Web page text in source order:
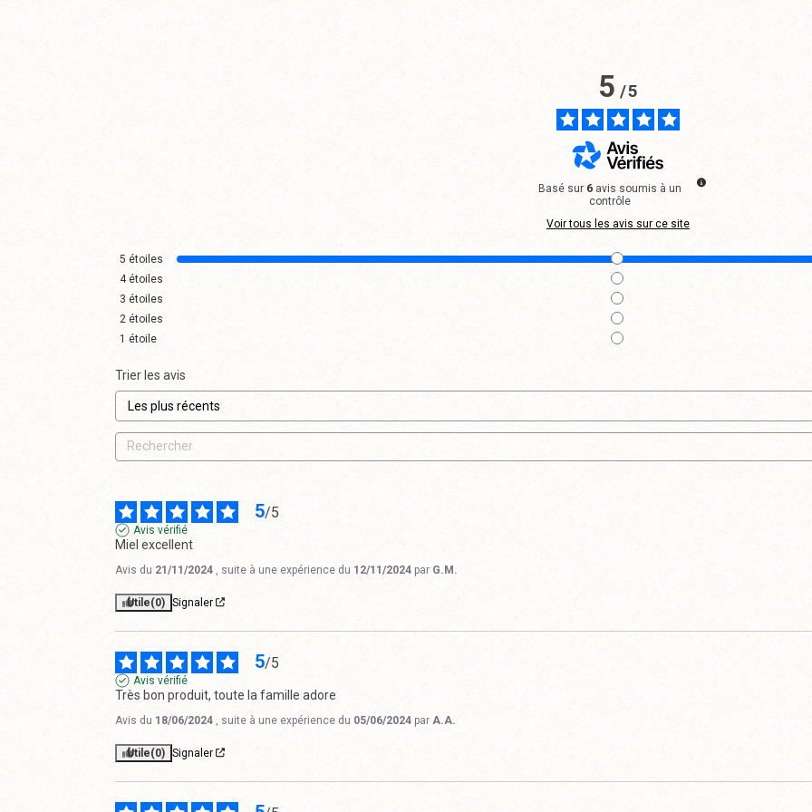
5/5
Basé sur 6 avis soumis à un
contrôle
Voir tous les avis sur ce site
5 étoiles
4étoiles
3 étoiles
2 étoiles
1 étoile
Trier les avis
5/5
Avis vérifié
Miel excellent
Avis du 21/11/2024 , suite à une expérience du 12/11/2024 par G.M.
Utile(0) Signaler
5/5
Avis vérifié
Très bon produit, toute la famille adore
Avis du 18/06/2024 , suite à une expérience du 05/06/2024 par A.A.
Utile(0) Signaler